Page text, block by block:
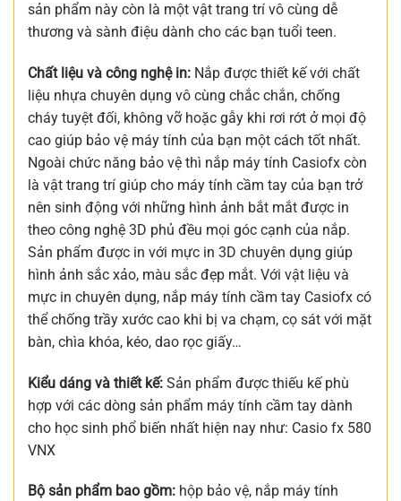
sản phẩm này còn là một vật trang trí vô cùng dễ
thương và sành điệu dành cho các bạn tuổi teen.
Chất liệu và công nghệ in: Nắp được thiết kế với chất
liệu nhựa chuyên dụng vô cùng chắc chắn, chống
cháy tuyệt đối, không vỡ hoặc gẫy khi rơi rớt ở mọi độ
cao giúp bảo vệ máy tính của bạn một cách tốt nhất.
Ngoài chức năng bảo vệ thì nắp máy tính Casiofx còn
là vật trang trí giúp cho máy tính cầm tay của bạn trở
nên sinh động với những hình ảnh bắt mắt được in
theo công nghệ 3D phủ đều mọi góc cạnh của nắp.
Sản phẩm được in với mực in 3D chuyên dụng giúp
hình ảnh sắc xảo, màu sắc đẹp mắt. Với vật liệu và
mực in chuyên dụng, nắp máy tính cầm tay Casiofx có
thể chống trầy xước cao khi bị va chạm, cọ sát với mặt
bàn, chìa khóa, kéo, dao rọc giấy…
Kiểu dáng và thiết kế: Sản phẩm được thiếu kế phù
hợp với các dòng sản phẩm máy tính cầm tay dành
cho học sinh phổ biến nhất hiện nay như: Casio fx 580
VNX
Bộ sản phẩm bao gồm: hộp bảo vệ, nắp máy tính